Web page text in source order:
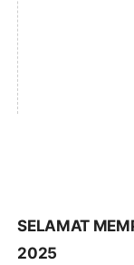
SELAMAT
2025